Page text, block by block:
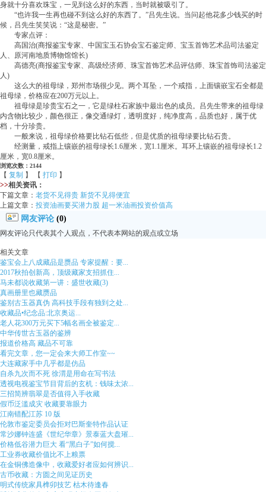
身就十分喜欢珠宝，一见到这么好的东西，当时就被吸引了。
“也许我一生再也碰不到这么好的东西了。”吕先生说。当问起他花多少钱买的时
候，吕先生笑笑说：“这是秘密。”
专家点评：
高国治(商报鉴宝专家、中国宝玉石协会宝石鉴定师、宝玉首饰艺术品司法鉴定
人、原河南地质博物馆馆长)
高德亮(商报鉴宝专家、高级经济师、珠宝首饰艺术品评估师、珠宝首饰司法鉴定
人)
这么大的祖母绿，郑州市场很少见。两个耳坠，一个戒指，上面镶嵌宝石全都是
祖母绿，价格应在200万元以上。
祖母绿是珍贵宝石之一，它是绿柱石家族中最出色的成员。吕先生带来的祖母绿
内含物比较少，颜色很正，像交通绿灯，透明度好，纯净度高，品质也好，属于优
档，十分珍贵。
一般来说，祖母绿价格要比钻石低些，但是优质的祖母绿要比钻石贵。
经测量，戒指上镶嵌的祖母绿长1.6厘米，宽1.1厘米。耳环上镶嵌的祖母绿长1.2
厘米，宽0.8厘米。
浏览次数：2144
【 复制 】 【 打印 】
>>相关资讯：
下篇文章： 老货不见得贵 新货不见得便宜
上篇文章： 投资油画要买潜力股 超一米油画投资价值高
网友评论 (0)
网友评论只代表其个人观点，不代表本网站的观点或立场
相关文章
鉴宝会上八成藏品是赝品 专家提醒：要...
2017秋拍创新高，顶级藏家支招抓住...
马未都说收藏第一讲：盛世收藏(3)
真画册里也藏赝品
鉴别古玉器真伪 高科技手段有独到之处...
收藏品•纪念品:北京奥运...
老人花300万元买下5幅名画全被鉴定...
中华传世古玉器的鉴辨
报道价格高 藏品不可靠
看完文章，您一定会来大师工作室~~
大连藏家手中几乎都是仿品
自杀九次而不死 徐渭是用命在写书法
透视电视鉴宝节目背后的玄机：钱味太浓...
三招简辨翡翠是否值得入手收藏
假币泛滥成灾 收藏要靠眼力
江南错配江苏 10 版
伦敦市鉴定委员会拒对巴斯奎特作品认证
常沙娜钟连盛《世纪华章》景泰蓝大盘璀...
价格低谷潜力巨大 看“黑白子”如何搅...
工业券收藏价值比不上粮票
在金铜佛造像中，收藏爱好者应如何辨识...
古币收藏：方圆之间见证历史
明式传统家具榫卯技艺 枯木待逢春